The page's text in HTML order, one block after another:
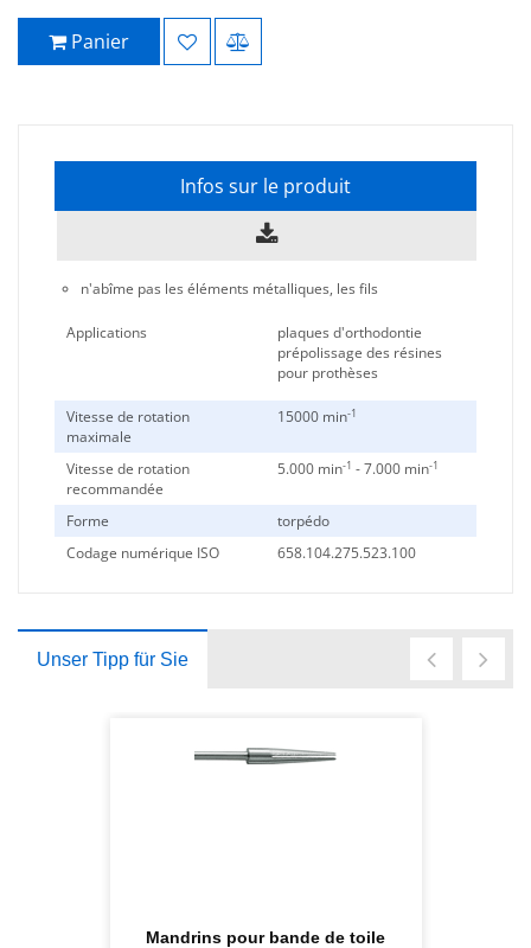
Panier
Infos sur le produit
n'abîme pas les éléments métalliques, les fils
Applications
plaques d'orthodontie
prépolissage des résines
pour prothèses
Vitesse de rotation
maximale
15000 min-1
Vitesse de rotation
recommandée
5.000 min-1 - 7.000 min-1
Forme
torpédo
Codage numérique ISO
658.104.275.523.100
Unser Tipp für Sie
Mandrins pour bande de toile